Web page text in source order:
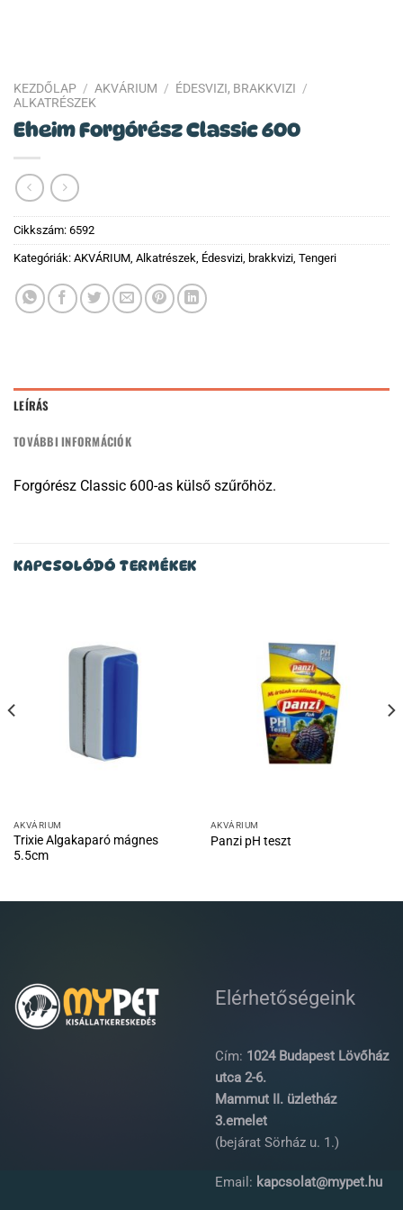
KEZDŐLAP / AKVÁRIUM / ÉDESVIZI, BRAKKVIZI /
ALKATRÉSZEK
Eheim Forgórész Classic 600
Cikkszám: 6592
Kategóriák: AKVÁRIUM, Alkatrészek, Édesvizi, brakkvizi, Tengeri
LEÍRÁS
TOVÁBBI INFORMÁCIÓK
Forgórész Classic 600-as külső szűrőhöz.
KAPCSOLÓDÓ TERMÉKEK
AKVÁRIUM
Trixie Algakaparó mágnes
5.5cm
AKVÁRIUM
Panzi pH teszt
Elérhetőségeink
Cím: 1024 Budapest Lövőház
utca 2-6.
Mammut II. üzletház
3.emelet
(bejárat Sörház u. 1.)
Email: kapcsolat@mypet.hu